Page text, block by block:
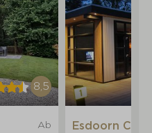
8,5
Ab
Esdoorn Cube